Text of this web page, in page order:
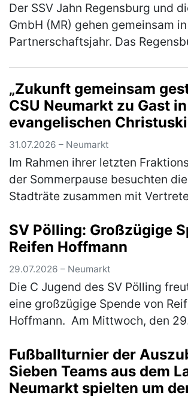
Der SSV Jahn Regensburg und
GmbH (MR) gehen gemeinsam
Partnerschaftsjahr. Das
f…(mehr)
„Zukunft gemeinsam
CSU Neumarkt zu Gast
evangelischen
31.07.2026 – Neumarkt
Im Rahmen ihrer letzten
der Sommerpause besuchten
Stadträte zusammen mit
Christuskirche.
Mich…(mehr)
SV Pölling: Großzügige
Reifen Hoffmann
29.07.2026 – Neumarkt
Die C Jugend des SV Pölling
eine großzügige Spende von
Hoffmann. Am Mittwoch, den
Mannschaft übergeben. Der SV
bedank…(mehr)
Fußballturnier der
Sieben Teams aus dem
Neumarkt spielten um